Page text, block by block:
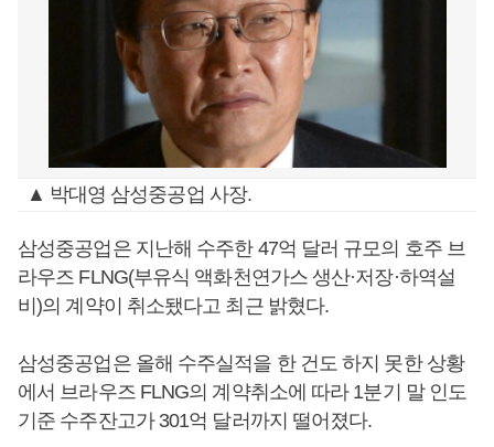
▲ 박대영 삼성중공업 사장.
삼성중공업은 지난해 수주한 47억 달러 규모의 호주 브
라우즈 FLNG(부유식 액화천연가스 생산·저장·하역설
비)의 계약이 취소됐다고 최근 밝혔다.
삼성중공업은 올해 수주실적을 한 건도 하지 못한 상황
에서 브라우즈 FLNG의 계약취소에 따라 1분기 말 인도
기준 수주잔고가 301억 달러까지 떨어졌다.